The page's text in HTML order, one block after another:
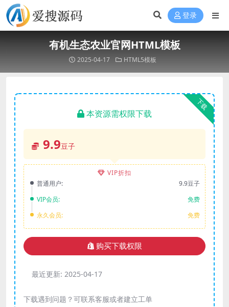
登录
有机生态农业官网HTML模板
2025-04-17 HTML5模板
下载
本资源需权限下载
9.9豆子
VIP折扣
普通用户:
9.9豆子
VIP会员:
免费
永久会员:
免费
购买下载权限
最近更新: 2025-04-17
下载遇到问题？可联系客服或者建立工单